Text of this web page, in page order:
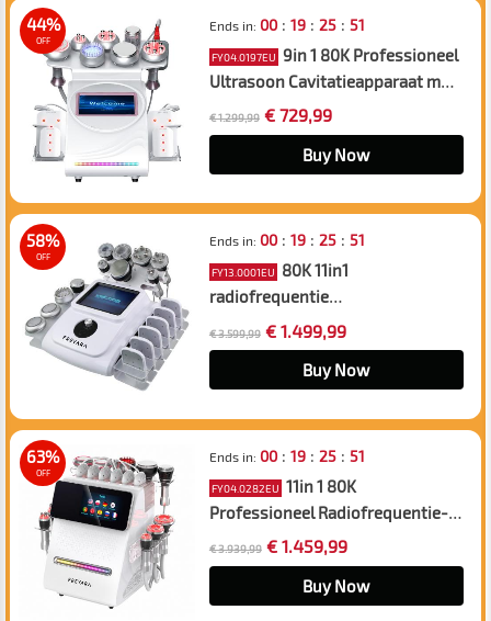
44%
OFF
Ends in: 00: 19: 25: 50
FY04.0197EU 9in 1 80K Professioneel
Ultrasoon Cavitatieapparaat met
Lipolaser-Pads –
Afslankapparaat en
Vacuümmassageapparaat voor
Spa en Schoonheidssalon
€ 1.299,99 € 729,99
Buy Now
58%
OFF
Ends in: 00: 19: 25: 50
FY13.0001EU
80K 11in1
radiofrequentie
cavitatiemachine, met 6 Lipolaser
pads, professioneel ultrasoon
lichaam afslanksysteem, anti-
cellulitis massageapparaat voor
salon SPA
€ 3.599,99 € 1.499,99
Buy Now
63%
OFF
Ends in: 00: 19: 25: 50
FY04.0282EU 11in 1 80K
Professioneel Radiofrequentie-
Cavitatieapparaat met Lipolaser-
Pads – Ultrasoon
Afslanksysteem en Anti-
Cellulitismassageapparaat voor
€ 3.939,99 € 1.459,99
Buy Now